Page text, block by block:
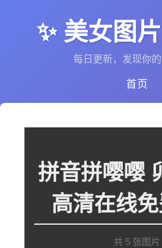
✨ 美女图
每日更新，发现你的
首页
拼音拼嘤嘤
高清在线
共 5 张图片